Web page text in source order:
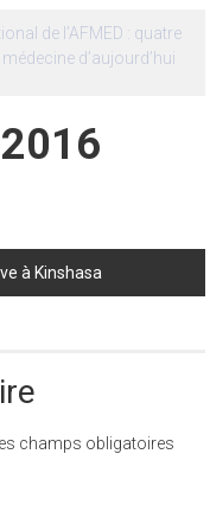
de l’AFMED : quatre
d’aujourd’hui
à Kinshasa
champs obligatoires